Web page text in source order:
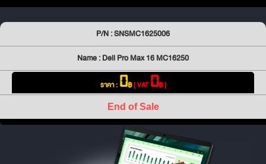
P/N : SNSMC1625006
Name : Dell Pro Max 16 MC16250
ราคา : 0฿[ VAT0฿ ]
End of Sale